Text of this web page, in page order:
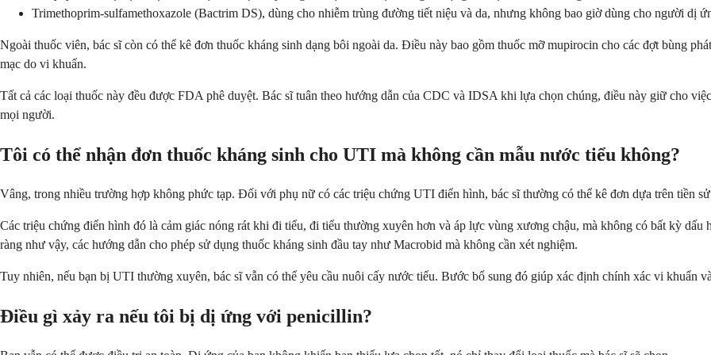
Trimethoprim-sulfamethoxazole (Bactrim DS), dùng cho nhiễm trùng đường tiết niệu và da, nhưng không bao giờ dùng cho người dị
Ngoài thuốc viên, bác sĩ còn có thể kê đơn thuốc kháng sinh dạng bôi ngoài da. Điều này bao gồm thuốc mỡ mupirocin cho các đợt bùng
mạc do vi khuẩn.
Tất cả các loại thuốc này đều được FDA phê duyệt. Bác sĩ tuân theo hướng dẫn của CDC và IDSA khi lựa chọn chúng, điều này giữ cho
mọi người.
Tôi có thể nhận đơn thuốc kháng sinh cho UTI mà không cần mẫu nước tiểu không?
Vâng, trong nhiều trường hợp không phức tạp. Đối với phụ nữ có các triệu chứng UTI điển hình, bác sĩ thường có thể kê đơn dựa trên tiền sử
Các triệu chứng điển hình đó là cảm giác nóng rát khi đi tiểu, đi tiểu thường xuyên hơn và áp lực vùng xương chậu, mà không có bất kỳ
ràng như vậy, các hướng dẫn cho phép sử dụng thuốc kháng sinh đầu tay như Macrobid mà không cần xét nghiệm.
Tuy nhiên, nếu bạn bị UTI thường xuyên, bác sĩ vẫn có thể yêu cầu nuôi cấy nước tiểu. Bước bổ sung đó giúp xác định chính xác vi khuẩn
Điều gì xảy ra nếu tôi bị dị ứng với penicillin?